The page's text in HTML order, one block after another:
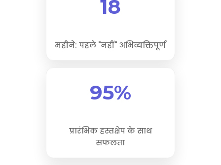
18
महीने: पहले "नहीं" अभिव्यक्तिपूर्ण
95%
प्रारंभिक हस्तक्षेप के साथ
सफलता